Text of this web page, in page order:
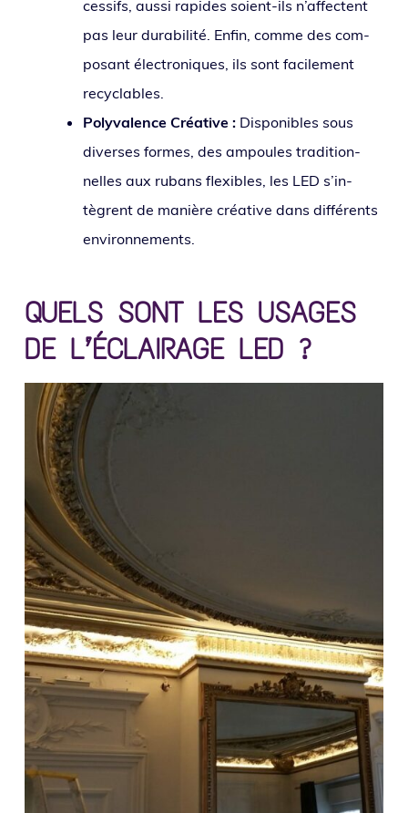
ces­sifs, aus­si rapides soient-ils n’af­fectent
pas leur dura­bi­li­té. Enfin, comme des com­
po­sant élec­tro­niques, ils sont faci­le­ment
recyclables.
Polyvalence Créative :Disponibles sous
diverses formes, des ampoules tra­di­tion­
nelles aux rubans flexibles, les LED s’in­
tègrent de manière créa­tive dans dif­fé­rents
environnements.
QUELS SONT LES USAGES
DE L’ÉCLAIRAGE LED ?